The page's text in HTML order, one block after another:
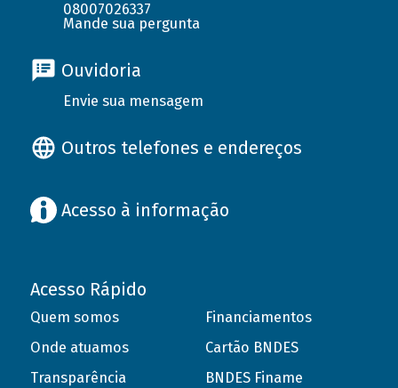
08007026337
Mande sua pergunta
Ouvidoria
Envie sua mensagem
Outros telefones e endereços
Acesso à informação
Acesso Rápido
Quem somos
Onde atuamos
Transparência
Financiamentos
Cartão BNDES
BNDES Finame